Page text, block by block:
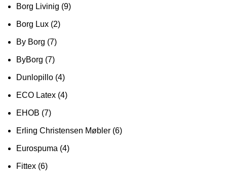
Borg Livinig (9)
Borg Lux (2)
By Borg (7)
ByBorg (7)
Dunlopillo (4)
ECO Latex (4)
EHOB (7)
Erling Christensen Møbler (6)
Eurospuma (4)
Fittex (6)